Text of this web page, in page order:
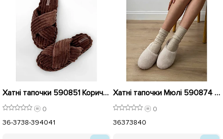
Хатні тапочки 590851 Коричневі
0
36-3738-394041
Хатні тапочки Мюлі 590874 Бежеві
0
36373840